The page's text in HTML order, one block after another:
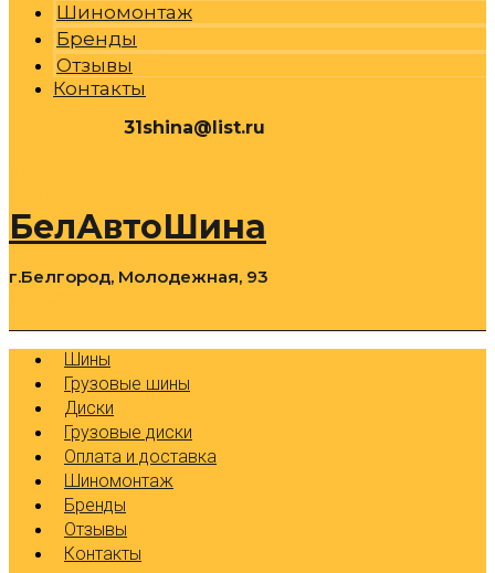
Шиномонтаж
Бренды
Отзывы
Контакты
31shina@list.ru
БелАвтоШина
г.Белгород, Молодежная, 93
Шины
Грузовые шины
Диски
Грузовые диски
Оплата и доставка
Шиномонтаж
Бренды
Отзывы
Контакты